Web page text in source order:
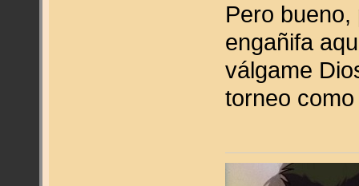
Pero
engañifa
válgame
torneo